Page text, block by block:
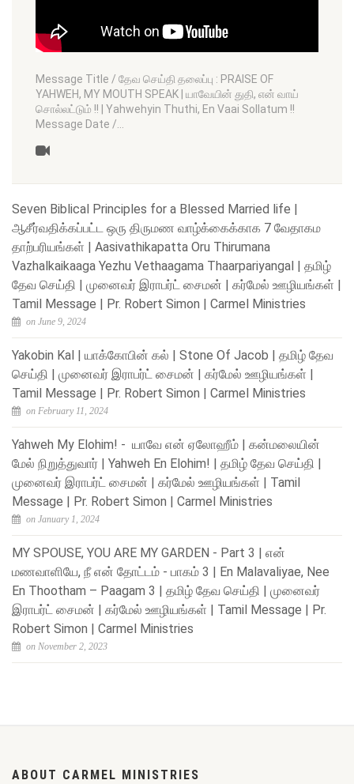
Message Title / தேவ செய்தி தலைப்பு : PRAISE OF
YAHWEH, MY MOUTH SPEAK | யாவேயின் துதி, என் வாய்
சொல்லட்டும் !! | Yahwehyin Thuthi, En Vaai Sollatum !!
Message Date /…
Seven Biblical Principles for a Blessed Married life |
ஆசீர்வதிக்கப்பட்ட ஒரு திருமண வாழ்க்கைக்காக 7 வேதாகம
தாற்பரியங்கள் | Aasivathikapatta Oru Thirumana
Vazhalkaikaaga Yezhu Vethaagama Thaarpariyangal | தமிழ்
தேவ செய்தி | முனைவர் இராபர்ட் சைமன் | கர்மேல் ஊழியங்கள் |
Tamil Message | Pr. Robert Simon | Carmel Ministries
on June 9, 2024
Yakobin Kal | யாக்கோபின் கல் | Stone Of Jacob | தமிழ் தேவ
செய்தி | முனைவர் இராபர்ட் சைமன் | கர்மேல் ஊழியங்கள் |
Tamil Message | Pr. Robert Simon | Carmel Ministries
on February 11, 2024
Yahweh My Elohim! - யாவே என் ஏலோஹீம் | கன்மலையின்
மேல் நிறுத்துவார் | Yahweh En Elohim! | தமிழ் தேவ செய்தி |
முனைவர் இராபர்ட் சைமன் | கர்மேல் ஊழியங்கள் | Tamil
Message | Pr. Robert Simon | Carmel Ministries
on January 1, 2024
MY SPOUSE, YOU ARE MY GARDEN - Part 3 | என்
மணவாளியே, நீ என் தோட்டம் - பாகம் 3 | En Malavaliyae, Nee
En Thootham – Paagam 3 | தமிழ் தேவ செய்தி | முனைவர்
இராபர்ட் சைமன் | கர்மேல் ஊழியங்கள் | Tamil Message | Pr.
Robert Simon | Carmel Ministries
on November 2, 2023
ABOUT CARMEL MINISTRIES